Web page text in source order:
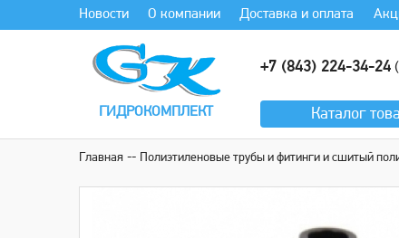
Новости О компании Доставка и оплата
ГИДРОКОМПЛЕКТ
+7 (843) 224-34-24
Каталог
Главная Полиэтиленовые трубы и фитинги и сшитый